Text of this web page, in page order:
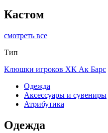
Кастом
смотреть все
Тип
Клюшки игроков ХК Ак Барс
Одежда
Аксессуары и сувениры
Атрибутика
Одежда